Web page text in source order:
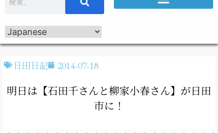
日田日記 2014-07-18
明日は【石田千さんと柳家小春さん】が日田
市に！